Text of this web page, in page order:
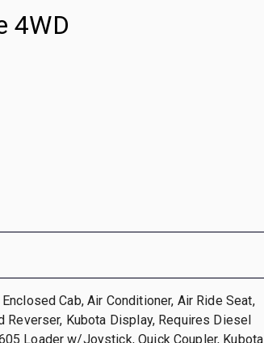
4WD
Cab, Air Conditioner, Air Ride Seat,
Kubota Display, Requires Diesel
Loader w/Joystick, Quick Coupler, Kubota